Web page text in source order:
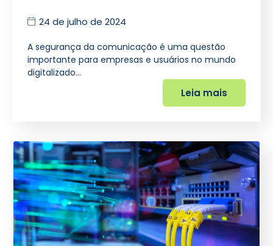
24 de julho de 2024
A segurança da comunicação é uma questão
importante para empresas e usuários no mundo
digitalizado…
Leia mais